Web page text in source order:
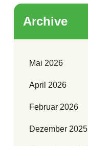
Archive
Mai 2026
April 2026
Februar 2026
Dezember 2025